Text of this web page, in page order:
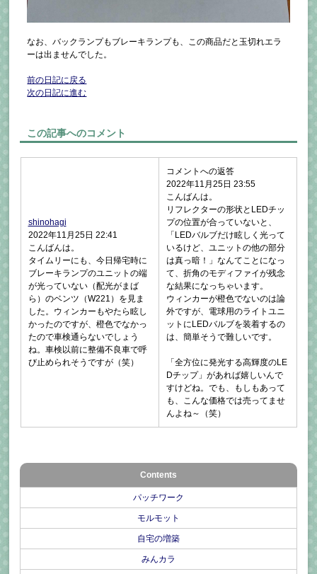
なお、バックランプもブレーキランプも、この商品だと玉切れエラ
ーは出ませんでした。
前の日記に戻る
次の日記に進む
この記事へのコメント
shinohagi
2022年11月25日 22:41
こんばんは。
タイムリーにも、今日帰宅時に
ブレーキランプのユニットの端
が光っていない（配光がまば
ら）のベンツ（W221）を見ま
した。ウィンカーもやたら眩し
かったのですが、橙色でなかっ
たので車検通らないでしょう
ね。車検以前に整備不良車で呼
び止められそうですが（笑）
コメントへの返答
2022年11月25日 23:55
こんばんは。
リフレクターの形状とLEDチッ
プの位置が合っていないと、
「LEDバルブだけ眩しく光って
いるけど、ユニットの他の部分
は真っ暗！」なんてことになっ
て、折角のモディファイが残念
な結果になっちゃいます。
ウィンカーが橙色でないのは論
外ですが、電球用のライトユニ
ットにLEDバルブを装着するの
は、簡単そうで難しいです。
「全方位に発光する高輝度のLE
Dチップ」があれば嬉しいんで
すけどね。でも、もしもあって
も、こんな価格では売ってませ
んよね～（笑）
Contents
パッチワーク
モルモット
自宅の増築
みんカラ